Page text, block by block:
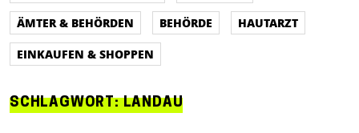
ÄMTER & BEHÖRDEN
BEHÖRDE
HAUTARZT
EINKAUFEN & SHOPPEN
SCHLAGWORT:LANDAU